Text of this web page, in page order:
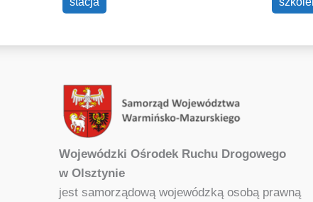
Wojewódzki Ośrodek Ruchu Drogowego
w Olsztynie
jest samorządową wojewódzką osobą prawną